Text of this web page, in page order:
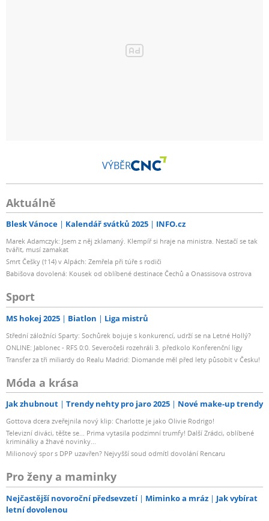
VÝBĚR
Aktuálně
Blesk Vánoce Kalendář svátků 2025 INFO.cz
Marek Adamczyk: Jsem z něj zklamaný. Klempíř si hraje na ministra. Nestačí se tak
tvářit, musí zamakat
Smrt Češky (†14) v Alpách: Zemřela při túře s rodiči
Babišova dovolená: Kousek od oblíbené destinace Čechů a Onassisova ostrova
Sport
MS hokej 2025 Biatlon Liga mistrů
Střední záložníci Sparty: Sochůrek bojuje s konkurencí, udrží se na Letné Hollý?
ONLINE: Jablonec - RFS 0:0. Severočeši rozehráli 3. předkolo Konferenční ligy
Transfer za tři miliardy do Realu Madrid: Diomande měl před lety působit v Česku!
Móda a krása
Jak zhubnout Trendy nehty pro jaro 2025 Nové make-up trendy
Gottova dcera zveřejnila nový klip: Charlotte je jako Olivie Rodrigo!
Televizní diváci, těšte se... Prima vytasila podzimní trumfy! Další Zrádci, oblíbené
kriminálky a žhavé novinky...
Milionový spor s DPP uzavřen? Nejvyšší soud odmítl dovolání Rencaru
Pro ženy a maminky
Nejčastější novoroční předsevzetí Miminko a mráz
Jak vybírat
letní dovolenou